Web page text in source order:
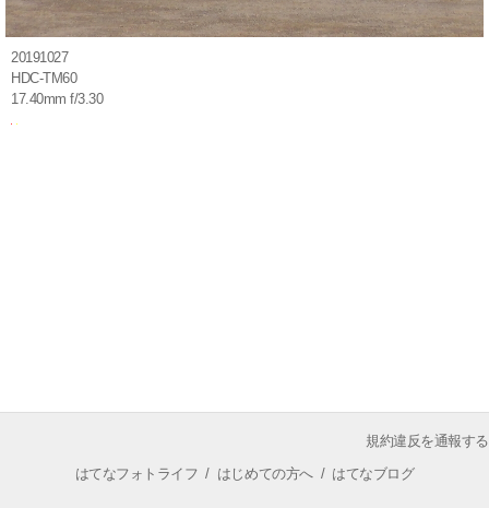
20191027
HDC-TM60
17.40mm f/3.30
規約違反を通報する
はてなフォトライフ / はじめての方へ/ はてなブログ